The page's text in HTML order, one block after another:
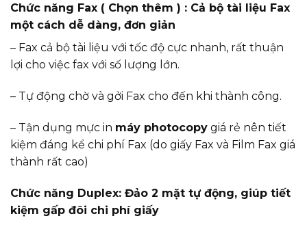
Chức năng Fax ( Chọn thêm ) : Cả bộ tài liệu Fax
một cách dễ dàng, đơn giản
– Fax cả bộ tài liệu với tốc độ cực nhanh, rất thuận
lợi cho việc fax với số lượng lớn.
– Tự động chờ và gởi Fax cho đến khi thành công.
– Tận dụng mực in máy photocopy giá rẻ nên tiết
kiệm đáng kể chi phí Fax (do giấy Fax và Film Fax giá
thành rất cao)
Chức năng Duplex: Đảo 2 mặt tự động, giúp tiết
kiệm gấp đôi chi phí giấy